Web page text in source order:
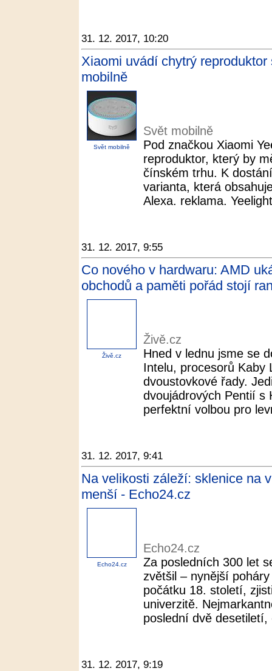
31. 12. 2017, 10:20
Xiaomi uvádí chytrý
mobilně
Svět mobilně
Svět mobilně
Pod značkou Xiaomi
reproduktor, který by
čínském trhu. K
varianta, která
Alexa. reklama.
31. 12. 2017, 9:55
Co nového v hardwaru: AMD
obchodů a paměti pořád stojí
Živě.cz
Živě.cz
Hned v lednu jsme se
Intelu, procesorů Kaby
dvoustovkové řady.
dvoujádrových Pentií s
perfektní volbou pro
31. 12. 2017, 9:41
Na velikosti záleží: sklenice na
menší - Echo24.cz
Echo24.cz
Echo24.cz
Za posledních 300 let
zvětšil – nynější
počátku 18. století,
univerzitě.
poslední dvě desetiletí,
31. 12. 2017, 9:19